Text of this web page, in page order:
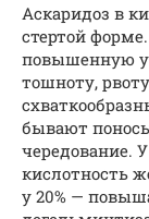
Аскаридоз в
стертой
повышенную
тошноту,
бывают
чередование.
кислотность
у 20% —